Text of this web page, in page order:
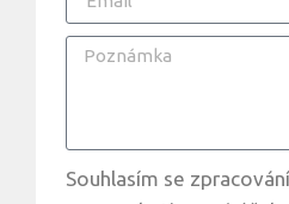
Souhlasím se